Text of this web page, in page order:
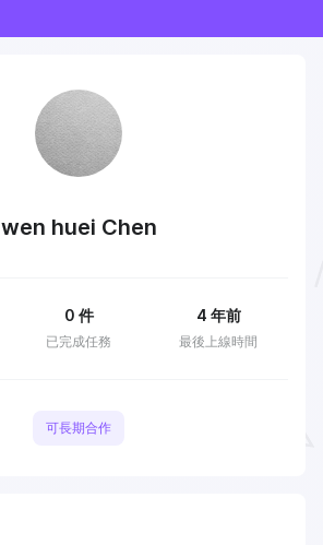
wen huei Chen
已完成任務
0 件
最後上線時間
4 年前
可長期合作